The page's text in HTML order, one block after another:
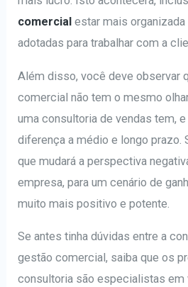
comercial estar mais
adotadas para trabalhar com a
Além disso, você deve observar
comercial não tem o mesmo
uma consultoria de vendas tem,
diferença a médio e longo prazo.
que mudará a perspectiva
empresa, para um cenário de
muito mais positivo e potente.
Se antes tinha dúvidas entre a
gestão comercial, saiba que os
consultoria são especialistas em